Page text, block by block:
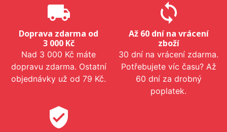
local_shipping
Doprava zdarma od
3 000 Kč
Nad 3 000 Kč máte
dopravu zdarma. Ostatní
objednávky už od 79 Kč.
sync
Až 60 dní na vrácení
zboží
30 dní na vrácení zdarma.
Potřebujete víc času? Až
60 dní za drobný
poplatek.
verified_user